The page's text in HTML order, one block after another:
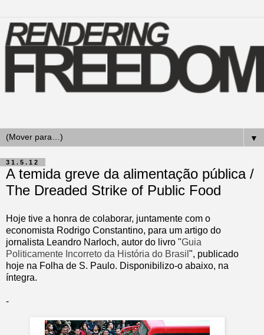
▼
31.5.12
A temida greve da alimentação pública /
The Dreaded Strike of Public Food
Hoje tive a honra de colaborar, juntamente com o
economista Rodrigo Constantino, para um artigo do
jornalista Leandro Narloch, autor do livro "Guia
Politicamente Incorreto da História do Brasil ", publicado
hoje na Folha de S. Paulo. Disponibilizo-o abaixo, na
íntegra.
-